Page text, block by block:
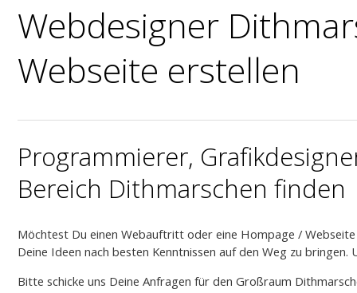
Webdesigner
Webseite erstellen
Programmierer,
Bereich Dithmarschen finden
Möchtest Du einen Webauftritt oder eine Hompage /
Deine Ideen nach besten Kenntnissen auf den Weg zu
Bitte schicke uns Deine Anfragen für den Großraum